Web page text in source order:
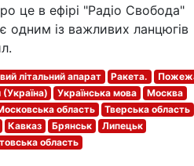
це в ефірі "Радіо Свобода"
із важливих ланцюгів
літальний апарат Ракета.
(Україна) Українська мова
Москва
область
Тверська область
Кавказ Брянськ
Липецьк
область